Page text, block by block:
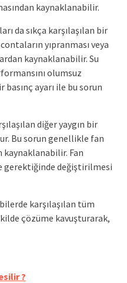
kaynaklanabilir.
da sıkça karşılaşılan bir
yıpranması veya
kaynaklanabilir. Su
olumsuz
ayarı ile bu sorun
diğer yaygın bir
Bu sorun genellikle fan
Fan
değiştirilmesi
karşılaşılan tüm
çözüme kavuşturarak,
?